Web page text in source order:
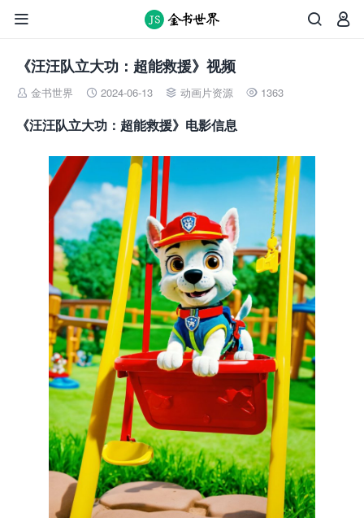



《汪汪队立大功：超能救援》视频
 金书世界  2024-06-13  动画片资源  1363
《汪汪队立大功：超能救援》电影信息